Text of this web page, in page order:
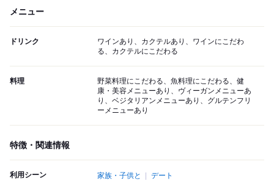
メニュー
ドリンク
ワインあり、カクテルあり、ワインにこだわ
る、カクテルにこだわる
料理
野菜料理にこだわる、魚料理にこだわる、健
康・美容メニューあり、ヴィーガンメニューあ
り、ベジタリアンメニューあり、グルテンフリ
ーメニューあり
特徴・関連情報
利用シーン 家族・子供と デート